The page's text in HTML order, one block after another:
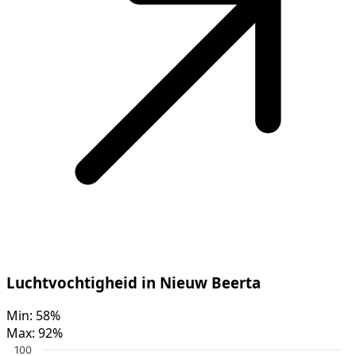
Luchtvochtigheid in Nieuw Beerta
Min: 58%
Max: 92%
100